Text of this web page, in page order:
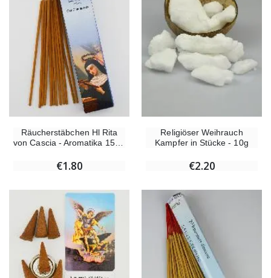
Räucherstäbchen Hl Rita
von Cascia - Aromatika 15 gr
€1.80
Religiöser Weihrauch
Kampfer in Stücke - 10g
€2.20